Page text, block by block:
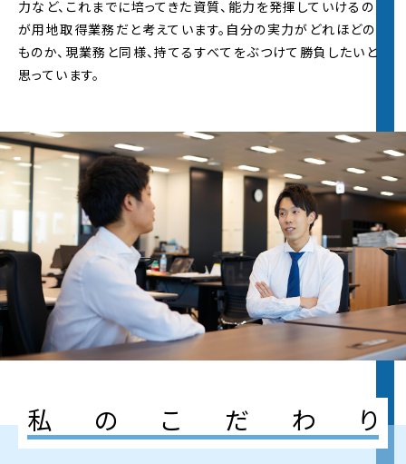
力など、これまでに培ってきた資質、能力を発揮していけるの
が用地取得業務だと考えています。自分の実力がどれほどの
ものか、現業務と同様、持てるすべてをぶつけて勝負したいと
思っています。
私 の こ だ わ り